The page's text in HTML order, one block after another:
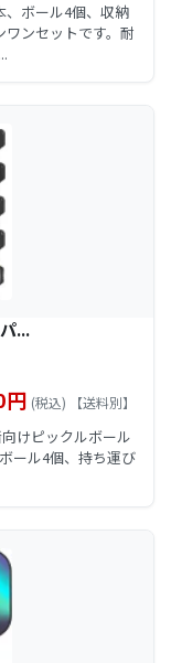
、ボール4個、収納
ンセットです。耐
...
円 (税込) 【送料別】
けピックルボール
ール4個、持ち運び